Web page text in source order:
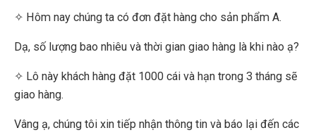
✧ Hôm nay chúng ta có đơn đặt hàng cho sản phẩm A.
Dạ, số lượng bao nhiêu và thời gian giao hàng là khi nào ạ?
✧ Lô này khách hàng đặt 1000 cái và hạn trong 3 tháng sẽ
giao hàng.
Vâng ạ, chúng tôi xin tiếp nhận thông tin và báo lại đến các